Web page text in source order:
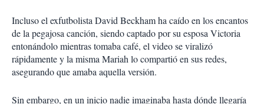
Incluso el exfutbolista David Beckham ha caído en los encantos
de la pegajosa canción, siendo captado por su esposa Victoria
entonándolo mientras tomaba café, el video se viralizó
rápidamente y la misma Mariah lo compartió en sus redes,
asegurando que amaba aquella versión.
Sin embargo, en un inicio nadie imaginaba hasta dónde llegaría